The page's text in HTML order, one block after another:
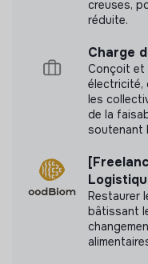
Cette structure
communiquer les
pu obtenir.
Documents
N'a pas encore
transparence
creuses,
réduite.
Charge
Conçoit et
électricité,
les
de la
soutenant
Restaurer
bâtissant